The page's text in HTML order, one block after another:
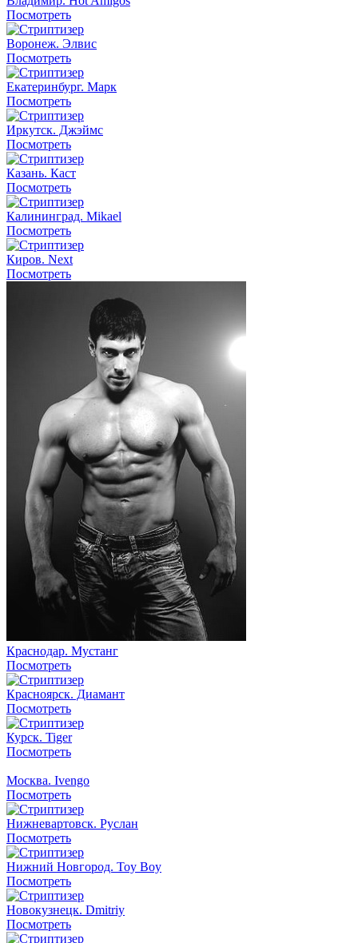
Посмотреть
Воронеж. Элвис
Посмотреть
Екатеринбург. Марк
Посмотреть
Иркутск. Джэймс
Посмотреть
Казань. Каст
Посмотреть
Калининград. Mikael
Посмотреть
Киров. Next
Посмотреть
Краснодар. Мустанг
Посмотреть
Красноярск. Диамант
Посмотреть
Курск. Tiger
Посмотреть
Москва. Ivengo
Посмотреть
Нижневартовск. Руслан
Посмотреть
Нижний Новгород. Toy Boy
Посмотреть
Новокузнецк. Dmitriy
Посмотреть